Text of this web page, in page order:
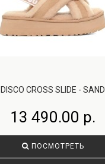
DISCO CROSS SLIDE - SAND
13 490.00 р.
ПОСМОТРЕТЬ